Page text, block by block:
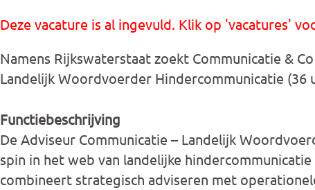
Deze vacature is al ingevuld. Klik op 'vacatures'
Namens Rijkswaterstaat zoekt Communicatie &
Landelijk Woordvoerder Hindercommunicatie
Functiebeschrijving
De Adviseur Communicatie – Landelijk
spin in het web van landelijke
combineert strategisch adviseren met